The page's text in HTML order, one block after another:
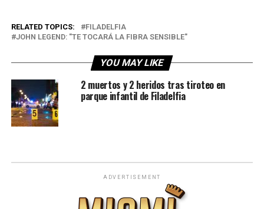
RELATED TOPICS:
FILADELFIA
JOHN LEGEND: "TE TOCARÁ LA FIBRA SENSIBLE"
YOU MAY LIKE
2 muertos y 2 heridos tras tiroteo en
parque infantil de Filadelfia
ADVERTISEMENT